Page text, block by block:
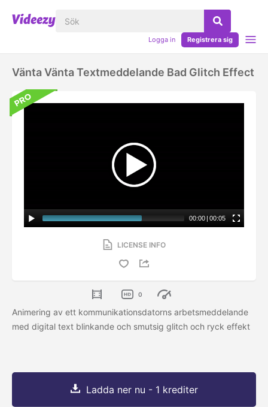
Logga in Registrera sig
Vänta Vänta Textmeddelande Bad Glitch Effect
00:00 | 00:05
LICENSE INFO
0
Animering av ett kommunikationsdatorns arbetsmeddelande
med digital text blinkande och smutsig glitch och ryck effekt
Ladda ner nu - 1 krediter